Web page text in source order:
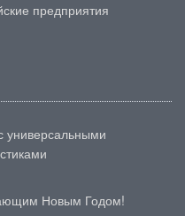
предприятия
универсальными
Новым Годом!